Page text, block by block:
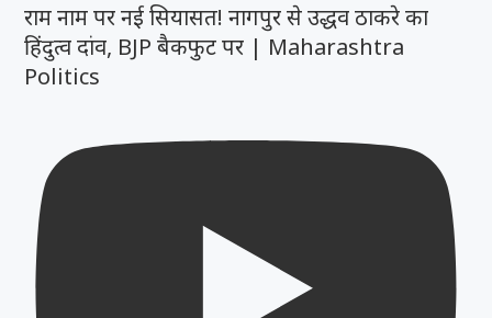
राम नाम पर नई सियासत! नागपुर से उद्धव ठाकरे का
हिंदुत्व दांव, BJP बैकफुट पर | Maharashtra
Politics